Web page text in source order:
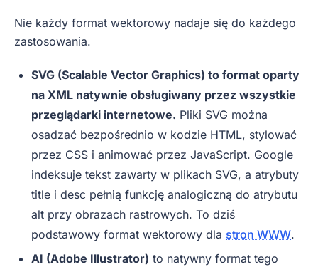
Nie każdy format wektorowy nadaje się do każdego
zastosowania.
SVG (Scalable Vector Graphics) to format oparty
na XML natywnie obsługiwany przez wszystkie
przeglądarki internetowe. Pliki SVG można
osadzać bezpośrednio w kodzie HTML, stylować
przez CSS i animować przez JavaScript. Google
indeksuje tekst zawarty w plikach SVG, a atrybuty
title i desc pełnią funkcję analogiczną do atrybutu
alt przy obrazach rastrowych. To dziś
podstawowy format wektorowy dla stron WWW.
AI (Adobe Illustrator) to natywny format tego